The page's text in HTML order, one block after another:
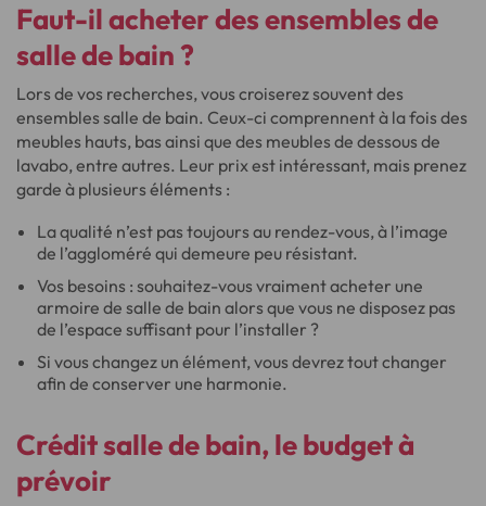
Faut-ilacheter des ensemblesde
salle de bain ?
Lors de vos recherches, vous croiserez souvent des
ensembles salle de bain. Ceux-ci comprennent à la fois des
meubles hauts, bas ainsi que des meubles de dessous de
lavabo, entre autres. Leur prix est intéressant, mais prenez
garde à plusieurs éléments :
La qualité n’est pas toujours au rendez-vous, à l’image
de l’aggloméré qui demeure peu résistant.
Vos besoins : souhaitez-vous vraiment acheter une
armoire de salle de bain alors que vous ne disposez pas
de l’espace suffisant pour l’installer ?
Si vous changez un élément, vous devrez tout changer
afin de conserver une harmonie.
Crédit salle de bain, lebudget à
prévoir